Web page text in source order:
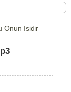
Onun Isidir